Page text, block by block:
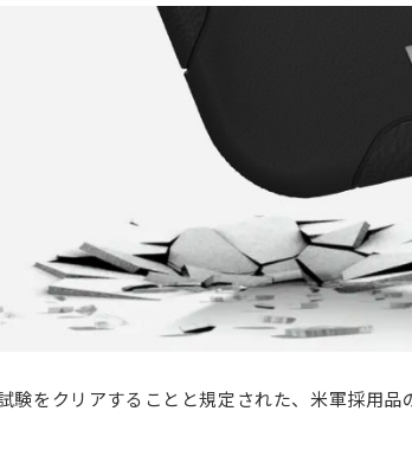
をクリアすることと規定された、米軍採用